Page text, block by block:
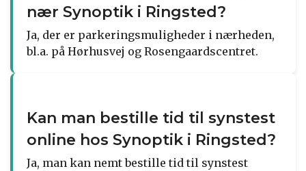
nær Synoptik i Ringsted?
Ja, der er parkeringsmuligheder i nærheden,
bl.a. på Hørhusvej og Rosengaardscentret.
Kan man bestille tid til synstest
online hos Synoptik i Ringsted?
Ja, man kan nemt bestille tid til synstest